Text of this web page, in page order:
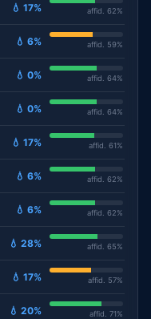
💧 17% affid. 62%
💧 6% affid. 59%
💧 0% affid. 64%
💧 0% affid. 64%
💧 17% affid. 61%
💧 6% affid. 62%
💧 6% affid. 62%
💧 28% affid. 65%
💧 17% affid. 57%
💧 20% affid. 71%